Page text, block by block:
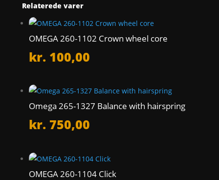
Relaterede varer
OMEGA 260-1102 Crown wheel core
kr. 100,00
Omega 265-1327 Balance with hairspring
kr. 750,00
OMEGA 260-1104 Click